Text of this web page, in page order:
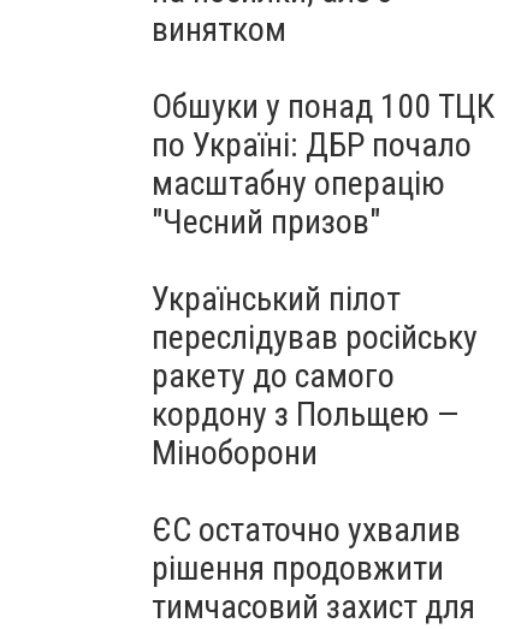
винятком
Обшуки у понад 100 ТЦК
по Україні: ДБР почало
масштабну операцію
"Чесний призов"
Український пілот
переслідував російську
ракету до самого
кордону з Польщею —
Міноборони
ЄС остаточно ухвалив
рішення продовжити
тимчасовий захист для